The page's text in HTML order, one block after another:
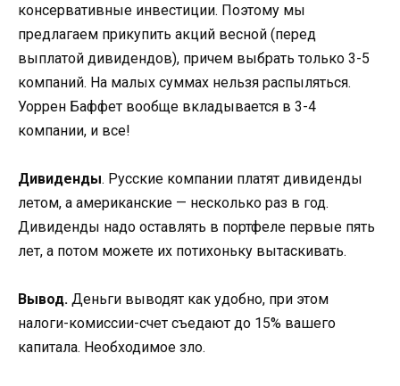
консервативные инвестиции. Поэтому мы
предлагаем прикупить акций весной (перед
выплатой дивидендов), причем выбрать только 3-5
компаний. На малых суммах нельзя распыляться.
Уоррен Баффет вообще вкладывается в 3-4
компании, и все!
Дивиденды. Русские компании платят дивиденды
летом, а американские — несколько раз в год.
Дивиденды надо оставлять в портфеле первые пять
лет, а потом можете их потихоньку вытаскивать.
Вывод. Деньги выводят как удобно, при этом
налоги-комиссии-счет съедают до 15% вашего
капитала. Необходимое зло.